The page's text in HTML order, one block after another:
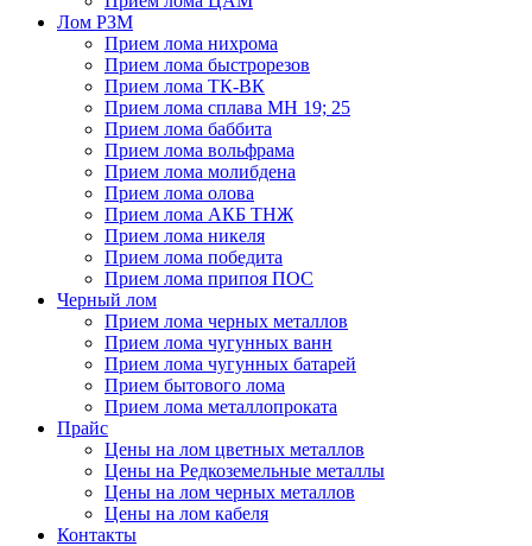
Лом РЗМ
Прием лома нихрома
Прием лома быстрорезов
Прием лома ТК-ВК
Прием лома сплава МН 19; 25
Прием лома баббита
Прием лома вольфрама
Прием лома молибдена
Прием лома олова
Прием лома АКБ ТНЖ
Прием лома никеля
Прием лома победита
Прием лома припоя ПОС
Черный лом
Прием лома черных металлов
Прием лома чугунных ванн
Прием лома чугунных батарей
Прием бытового лома
Прием лома металлопроката
Прайс
Цены на лом цветных металлов
Цены на Редкоземельные металлы
Цены на лом черных металлов
Цены на лом кабеля
Контакты